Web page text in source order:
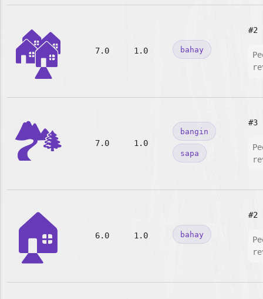
🏘️ 7.0 1.0 bahay
#2
🏞️ 7.0 1.0
bangin
sapa
#3
🏠 6.0 1.0 bahay
#2